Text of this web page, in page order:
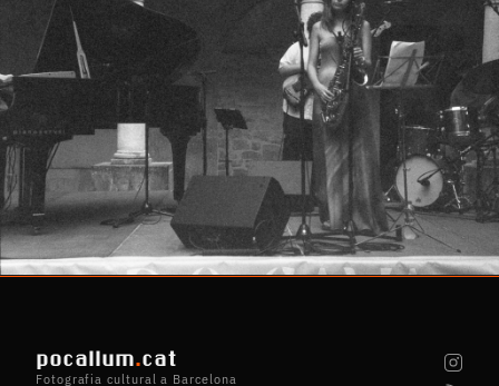
pocallum.cat
Fotografia cultural a Barcelona